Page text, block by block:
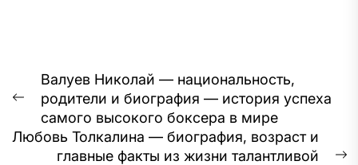
Навигация
по
записям
Предыдущая
запись:
Валуев Николай — национальность,
родители и биография — история успеха
самого высокого боксера в мире
Любовь Толкалина — биография, возраст и
главные факты из жизни талантливой